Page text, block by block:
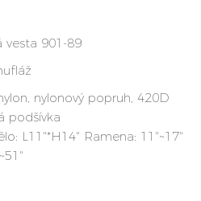
vesta 901-89
nylonový popruh, 420D
podšívka
L11"*H14" Ramena: 11"~17"